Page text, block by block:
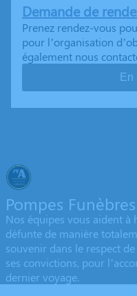
Demande de
Prenez rendez-vous
pour l’organisation
également nous
En
Pompes
Nos équipes vous aident
défunte de manière
souvenir dans le respect
ses convictions, pour
dernier voyage.